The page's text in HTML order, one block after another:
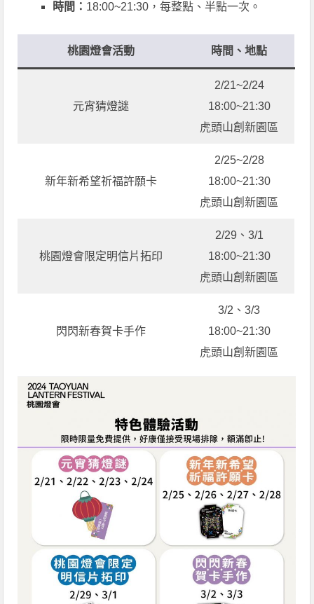
時間： 18:00~21:30，每整點、半點一次。
桃園燈會活動 時間、地點
元宵猜燈謎
2/21~2/24
18:00~21:30
虎頭山創新園區
新年新希望祈福許願卡
2/25~2/28
18:00~21:30
虎頭山創新園區
桃園燈會限定明信片拓印
2/29、3/1
18:00~21:30
虎頭山創新園區
閃閃新春賀卡手作
3/2、3/3
18:00~21:30
虎頭山創新園區